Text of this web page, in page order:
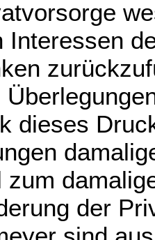
Interessen
dieses
zum
der